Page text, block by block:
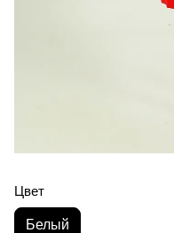
Цвет
Белый